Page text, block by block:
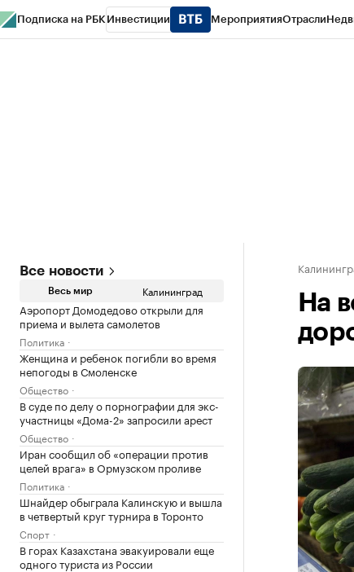
Подписка на РБК Инвестиции МероприятияОтрасли
Все новости
Весь мир Калининград
Аэропорт Домодедово открыли для
приема и вылета самолетов
Политика
Женщина и ребенок погибли во время
непогоды в Смоленске
Общество
В суде по делу о порнографии для экс-
участницы «Дома-2» запросили арест
Общество
Иран сообщил об «операции против
целей врага» в Ормузском проливе
Политика
Шнайдер обыграла Калинскую и вышла
в четвертый круг турнира в Торонто
Спорт
В горах Казахстана эвакуировали еще
одного туриста из России
На